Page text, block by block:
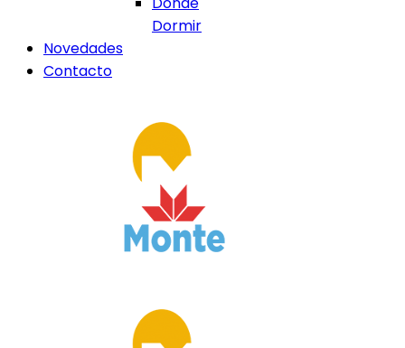
Dormir
Novedades
Contacto